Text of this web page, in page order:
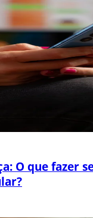
O que fazer